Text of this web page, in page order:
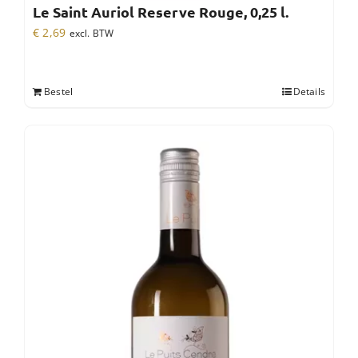
Le Saint Auriol Reserve Rouge, 0,25 l.
€ 2,69 excl. BTW
Bestel Details